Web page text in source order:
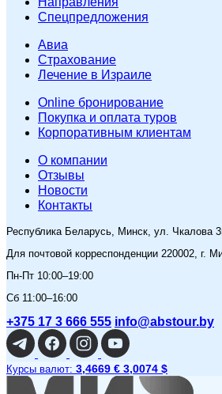
Спецпредложения
Авиа
Страхование
Лечение в Израиле
Online бронирование
Покупка и оплата туров
Корпоративным клиентам
O компании
Отзывы
Новости
Контакты
Республика Беларусь, Минск, ул. Чкалова
Для почтовой корреспонденции 220002, г.
Пн-Пт 10:00–19:00
Сб 11:00–16:00
+375 17 3 666 555 info@abstour.by
Курсы валют: 3,4669 € 3,0074 $